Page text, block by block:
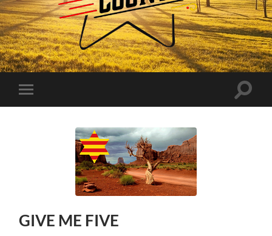
Forever
Country
Toggle
mobile
Toggle
GIVE ME FIVE